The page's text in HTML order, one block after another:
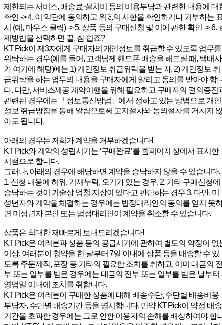
제한되는 서비스, 배송료·설치비 등의 비용부담과 관련한 내용에 대
확인 -> 4. 이 약관에 동의하고 위 3.의 사항을 확인하거나 거부하는
시 (예, 마우스 클릭) -> 5. 상품 등의 구매신청 및 이에 관한 확인 -> 6.
제방법을 선택하면 끝. 참 쉽죠?
KT Pick이 제3자에게 구매자의 개인정보를 취급할 수 있도록 업무를
위탁하는 경우(예를 들어, 고객님께 핸드폰 배송을 해드릴 때, 택배사
가 여기에 해당)에는 1) 개인정보 취급위탁을 받는 자, 2) 개인정보 취
급위탁을 하는 업무의 내용을 구매자에게 알리고 동의를 받아야 합
다. 다만, 서비스제공 계약이행을 위해 필요하고 구매자의 편의증진
관련된 경우에는 「정보통신망법」에서 정하고 있는 방법으로 개인
정보 취급방침을 통해 알림으로써 고지절차와 동의절차를 거치지 않
아도 됩니다.
아래의 경우는 저희가 계약을 거부하겠습니다!
KT Pick와 계약의 성립시기는 ‘구매완료’를 홈페이지 상에서 표시한
시점으로 합니다.
그러나, 아래의 경우에 해당하면 계약을 승낙하지 않을 수 있습니다.
1. 신청 내용에 허위, 기재누락, 오기가 있는 경우, 2. 기타 구매신청에
승낙하는 것이 기술상 엄청 지장이 있다고 판단하는 경우 3. 다만, 미
성년자와 계약을 체결하는 경우에는 법정대리인의 동의를 얻지 못하
면 미성년자 본인 또는 법정대리인이 계약을 취소할 수 있습니다.
상품은 최대한 재빠르게 보내드리겠습니다!
KT Pick은 여러분과 상품 등의 공급시기에 관하여 별도의 약정이 없
이상, 여러분이 청약을 한 날부터 7일 이내에 상품 등을 배송할 수 있
도록 주문제작, 포장 등 기타의 필요한 조치를 취하고, 이미 대금의 전
부 또는 일부를 받은 경우에는 대금의 전부 또는 일부를 받은 날부터
영업일 이내에 조치를 취합니다.
KT Pick은 여러분이 구매한 상품에 대해 배송수단, 수단별 배송비용
부담자, 수단별 배송기간 등을 명시합니다. 만약 KT Pick이 약정 배송
기간을 초과한 경우에는 그로 인한 이용자의 손해를 배상하여야 합